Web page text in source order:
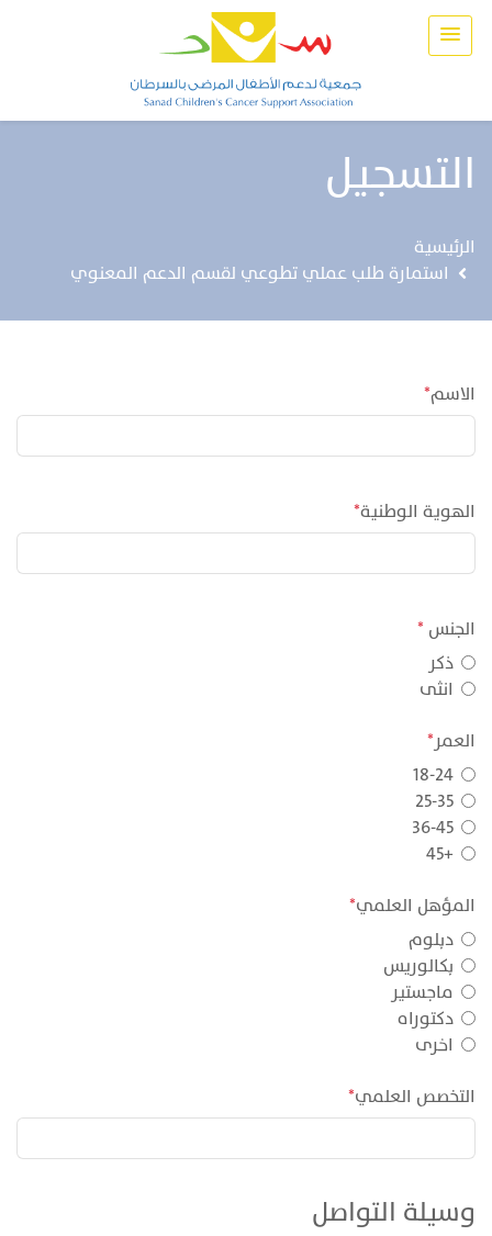
التسجيل
الرئيسية
استمارة طلب عملي تطوعي لقسم الدعم المعنوي
الاسم*
الهوية الوطنية*
الجنس *
ذكر
انثى
العمر*
18-24
25-35
36-45
+45
المؤهل العلمي*
دبلوم
بكالوريس
ماجستير
دكتوراه
اخرى
التخصص العلمي*
وسيلة التواصل